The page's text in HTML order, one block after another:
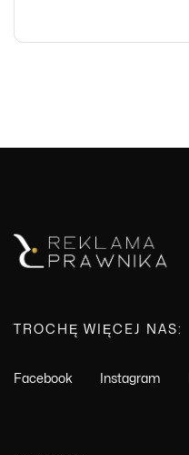
TROCHĘ WIĘCEJ NAS:
Facebook Instagram